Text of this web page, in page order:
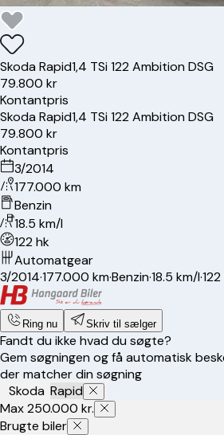
SkodaRapid1,4 TSi 122 Ambition DSG
79.800 kr
Kontantpris
SkodaRapid1,4 TSi 122 Ambition DSG
79.800 kr
Kontantpris
3/2014
177.000 km
Benzin
18.5 km/l
122 hk
Automatgear
3/2014·177.000 km·Benzin·18.5 km/l·
Ring nu Skriv til sælger
Fandt du ikke hvad du søgte?
Gem søgningen og få automatisk
der matcher din søgning
Skoda Rapid
Max 250.000 kr.
Brugte biler